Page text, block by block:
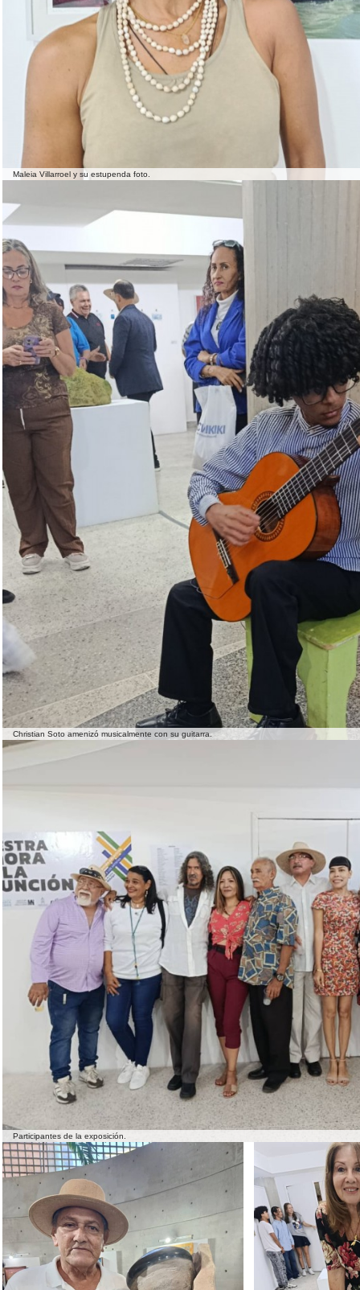
Maleia Villarroel y su estupenda foto.
Christian Soto amenizó musicalmente con su guitarra.
Participantes de la exposición.